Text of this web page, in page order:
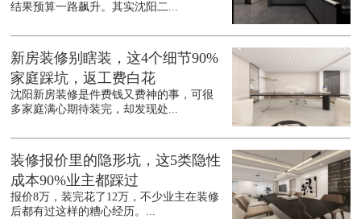
结果预算一路飙升。其实沈阳二...
新房装修别瞎装，这4个细节90%
家庭踩坑，返工费白花
沈阳新房装修是件费钱又费神的事，可很
多家庭满心期待装完，却发现处...
装修报价里的隐形坑，这5类隐性
成本90%业主都踩过
报价8万，装完花了12万，不少业主在装修
后都有过这样的糟心经历。...